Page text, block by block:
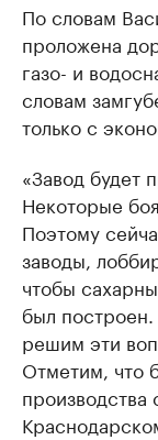
По словам
проложена
газо- и
словам
только с
«Завод будет
Некоторые
Поэтому
заводы,
чтобы
был
решим эти
Отметим, что
производства